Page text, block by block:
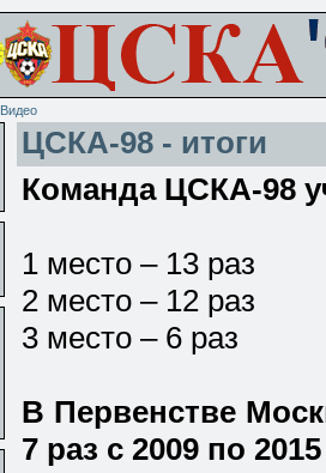
Видео
ЦСКА-98 - итоги
Команда ЦСКА-98
1 место – 13 раз
2 место – 12 раз
3 место – 6 раз
В Первенстве
7 раз с 2009 по